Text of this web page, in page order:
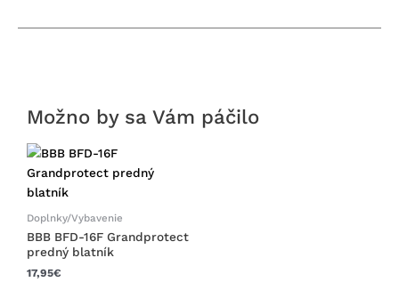
Možno by sa Vám páčilo
Doplnky/Vybavenie
BBB BFD-16F Grandprotect
predný blatník
17,95€